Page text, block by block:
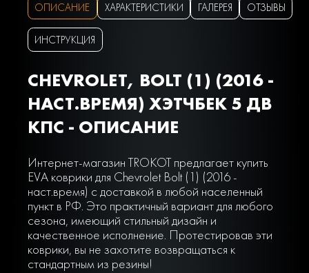
ОПИСАНИЕ ХАРАКТЕРИСТИКИ ГАЛЕРЕЯ ОТЗЫВЫ
ИНСТРУКЦИЯ
CHEVROLET, BOLT (1) (2016 -
НАСТ.ВРЕМЯ) ХЭТЧБЕК 5 ДВ
КПС - ОПИСАНИЕ
Интернет-магазин TROKOT предлагает купить
EVA коврики для Chevrolet Bolt (1) (2016 -
наст.время) с доставкой в любой населенный
пункт в РФ. Это практичный вариант для любого
сезона, имеющий стильный дизайн и
качественное исполнение. Протестировав эти
коврики, вы не захотите возвращаться к
стандартным из резины!